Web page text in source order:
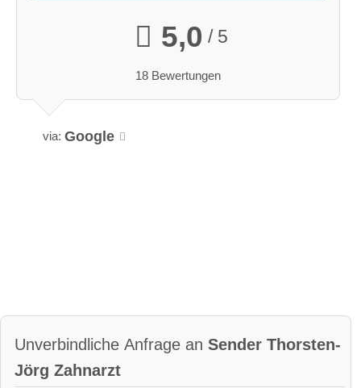
5,0 / 5
18 Bewertungen
via: Google
Unverbindliche Anfrage an Sender Thorsten-
Jörg Zahnarzt